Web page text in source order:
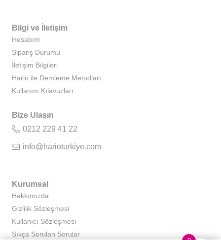
Bilgi ve İletişim
Hesabım
Sipariş Durumu
İletişim Bilgileri
Hario ile Demleme Metodları
Kullanım Kılavuzları
Bize Ulaşın
0212 229 41 22
info@harioturkiye.com
Kurumsal
Hakkımızda
Gizlilik Sözleşmesi
Kullanıcı Sözleşmesi
Sıkça Sorulan Sorular